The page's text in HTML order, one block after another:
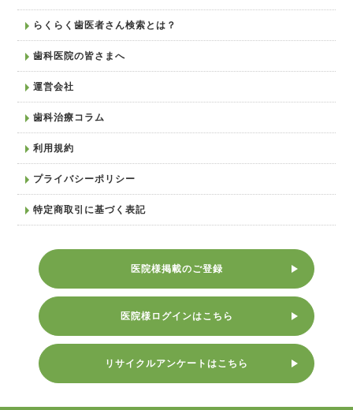
らくらく歯医者さん検索とは？
歯科医院の皆さまへ
運営会社
歯科治療コラム
利用規約
プライバシーポリシー
特定商取引に基づく表記
医院様掲載のご登録
医院様ログインはこちら
リサイクルアンケートはこちら